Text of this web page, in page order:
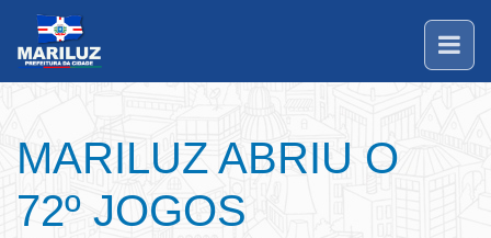
MARILUZ ABRIU O
72º JOGOS